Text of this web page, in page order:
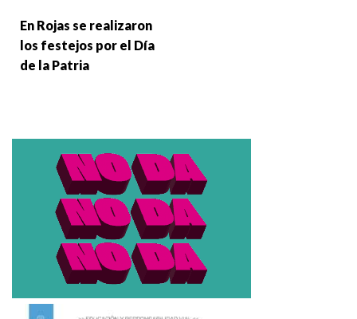
En Rojas se realizaron
los festejos por el Día
de la Patria